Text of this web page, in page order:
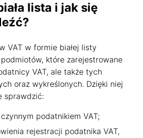
lista i jak się
VAT w formie białej listy
które zarejestrowane
VAT, ale także tych
oraz wykreślonych. Dzięki niej
sprawdzić:
podatnikiem VAT;
rejestracji podatnika VAT,